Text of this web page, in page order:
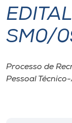
I.nova
Diplomados
SM0/
Processo de
Pessoal